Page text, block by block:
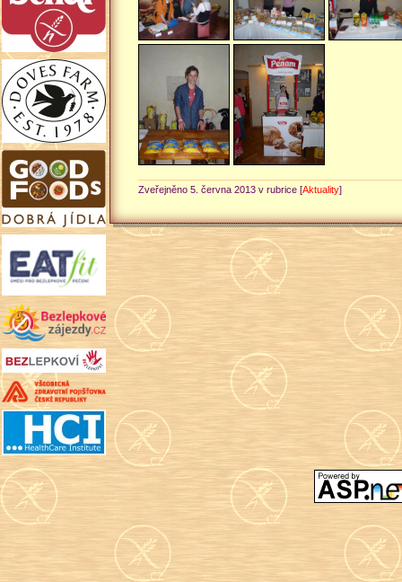
Zveřejněno 5. června 2013 v rubrice [Aktuality]